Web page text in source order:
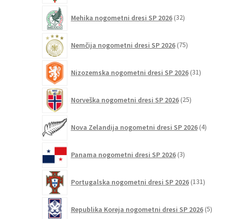
Mehika nogometni dresi SP 2026 32izdelkov
Nemčija nogometni dresi SP 2026 75izdelkov
Nizozemska nogometni dresi SP 2026 31izdelkov
Norveška nogometni dresi SP 2026 25izdelkov
Nova Zelandija nogometni dresi SP 2026 4izdelki
Panama nogometni dresi SP 2026 3izdelki
Portugalska nogometni dresi SP 2026 131
Republika Koreja nogometni dresi SP 2026 5